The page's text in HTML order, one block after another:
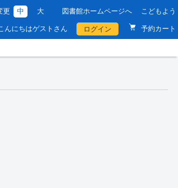
更 中 大 図書館ホームページへ こどもよう
んにちはゲストさん ログイン 予約カート